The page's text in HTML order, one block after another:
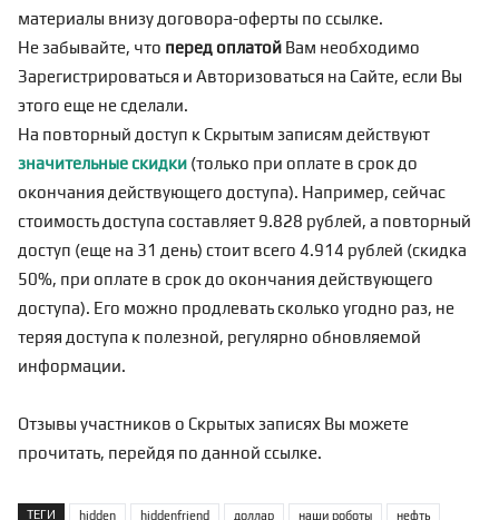
материалы внизу договора-оферты по ссылке.
Не забывайте, что перед оплатой Вам необходимо
Зарегистрироваться и Авторизоваться на Сайте, если Вы
этого еще не сделали.
На повторный доступ к Скрытым записям действуют
значительные скидки (только при оплате в срок до
окончания действующего доступа). Например, сейчас
стоимость доступа составляет 9.828 рублей, а повторный
доступ (еще на 31 день) стоит всего 4.914 рублей (скидка
50%, при оплате в срок до окончания действующего
доступа). Его можно продлевать сколько угодно раз, не
теряя доступа к полезной, регулярно обновляемой
информации.
Отзывы участников о Скрытых записях Вы можете
прочитать, перейдя по данной ссылке.
ТЕГИ hidden hiddenfriend доллар наши роботы нефть